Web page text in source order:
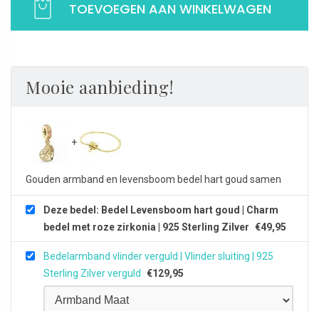
|
met
roze
Sterling
Zilver
aantal
TOEVOEGEN AAN WINKELWAGEN
Mooie aanbieding!
Gouden armband en levensboom bedel hart goud samen
Deze bedel: Bedel Levensboom hart goud | Charm
bedel met roze zirkonia | 925 Sterling Zilver €49,95
Bedelarmband vlinder verguld | Vlinder sluiting | 925
Sterling Zilver verguld
€129,95